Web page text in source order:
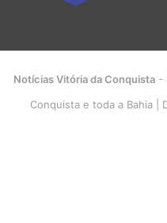
Notícias Vitória da Conquista -
Conquista e toda a Bahia |